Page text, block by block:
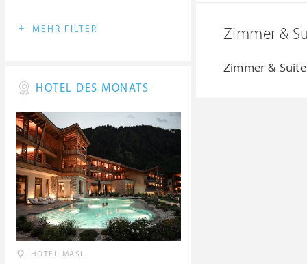
Zimmer &
Zimmer &
+ MEHR FILTER
HOTEL DES MONATS
HOTEL MASL